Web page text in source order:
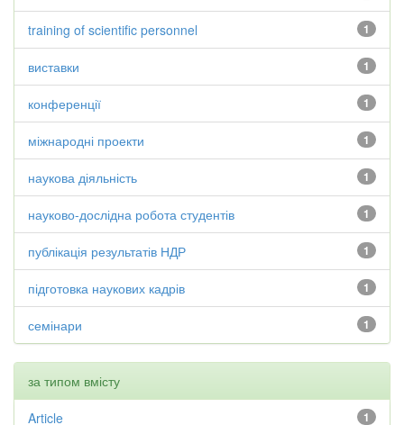
1
training of scientific personnel
1
виставки
1
конференції
1
міжнародні проекти
1
наукова діяльність
1
науково-дослідна робота студентів
1
публікація результатів НДР
1
підготовка наукових кадрів
1
семінари
за типом вмісту
1
Article